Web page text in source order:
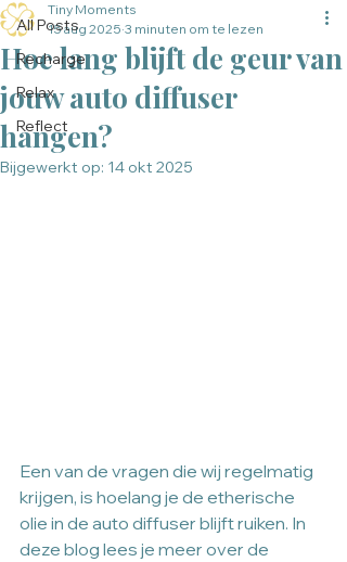
All Posts
Recharge
Relax
Reflect
Hoe lang blijft de geur van
jouw auto diffuser
hangen?
Tiny Moments
15 aug 2025 3 minuten om te lezen
Bijgewerkt op: 14 okt 2025
Een van de vragen die wij regelmatig
krijgen, is hoelang je de etherische
olie in de auto diffuser blijft ruiken. In
deze blog lees je meer over de